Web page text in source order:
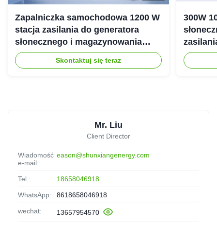
Zapalniczka samochodowa 1200 W
stacja zasilania do generatora
słonecznego i magazynowania
energii
Skontaktuj się teraz
300W
Mr. Liu
Client Director
Wiadomość
e-mail:
eason@shunxiangenergy.com
Tel.: 18658046918
WhatsApp: 8618658046918
wechat: 13657954570